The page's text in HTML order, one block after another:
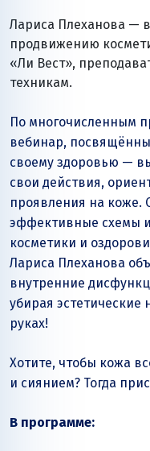
Лариса Плеханова —
продвижению
«Ли Вест»,
техникам.
По многочисленным
вебинар,
своему здоровью —
свои действия,
проявления на коже.
эффективные схемы
косметики и
Лариса Плеханова
внутренние
убирая
руках!
Хотите, чтобы кожа
и сиянием? Тогда
В программе: